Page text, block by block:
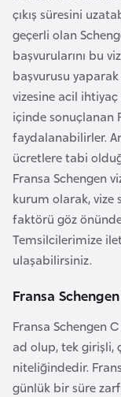
çıkış süresini
geçerli olan
başvurularını bu
başvurusu
vizesine acil
içinde sonuçlanan
faydalanabilirler.
ücretlere tabi
Fransa Schengen
kurum olarak, vize
faktörü göz
Temsilcilerimize
ulaşabilirsiniz.
Fransa
Fransa Schengen
ad olup, tek girişli,
niteliğindedir.
günlük bir süre
k
K
o
n
g
o
B
u
l
g
a
r
s
t
a
n